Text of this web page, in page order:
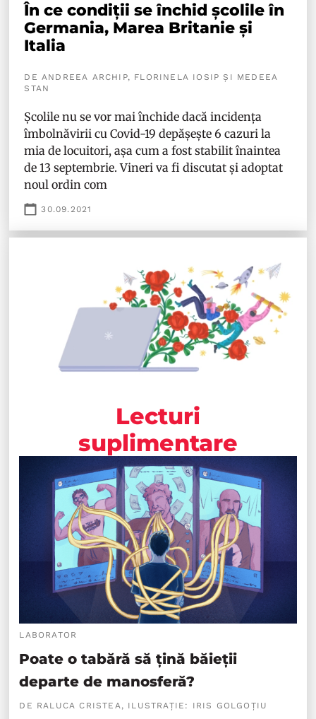
În ce condiții se închid școlile în
Germania, Marea Britanie și
Italia
DE ANDREEA ARCHIP, FLORINELA IOSIP ȘI MEDEEA
STAN
Școlile nu se vor mai închide dacă incidența
îmbolnăvirii cu Covid-19 depășește 6 cazuri la
mia de locuitori, așa cum a fost stabilit înaintea
de 13 septembrie. Vineri va fi discutat și adoptat
noul ordin com
30.09.2021
Lecturi
suplimentare
LABORATOR
Poate o tabără să țină băieții
departe de manosferă?
DE RALUCA CRISTEA, ILUSTRAȚIE: IRIS GOLGOȚIU